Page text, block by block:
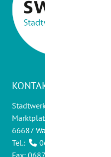
KONTAKT
Stadtwerke Wadern GmbH
Marktplatz 14
66687 Wadern
Tel.:
06871 - 9012 0
Fax: 06871 - 9012 30